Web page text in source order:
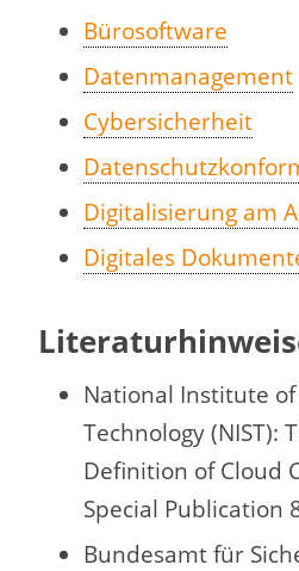
Bürosoftware
Datenmanagement
Cybersicherheit
Digitalisierung am
Digitales
National Institute
Technology (NIST):
Definition of Cloud
Special Publication
Bundesamt für